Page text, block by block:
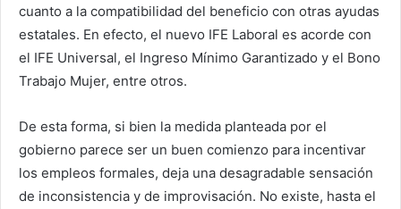
cuanto a la compatibilidad del beneficio con otras ayudas
estatales. En efecto, el nuevo IFE Laboral es acorde con
el IFE Universal, el Ingreso Mínimo Garantizado y el Bono
Trabajo Mujer, entre otros.
De esta forma, si bien la medida planteada por el
gobierno parece ser un buen comienzo para incentivar
los empleos formales, deja una desagradable sensación
de inconsistencia y de improvisación. No existe, hasta el